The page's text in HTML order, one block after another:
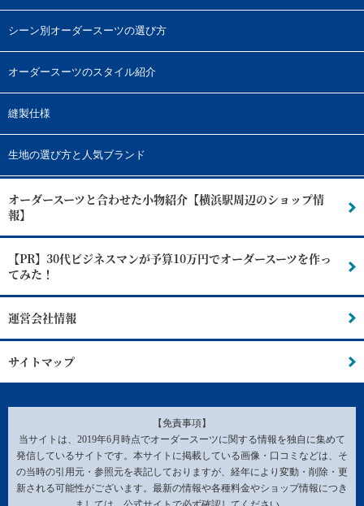
シーン別オーダースーツの選び方
オーダースーツのスタイル紹介
縫製仕様
生地の選び方と人気ブランド
オーダースーツと合わせた小物紹介【横浜駅周辺のショップ情
報】
【PR】30代ビジネスマンが予算10万円でオーダースーツを作っ
てみた！
運営会社情報
サイトマップ
【免責事項】
当サイトは、2019年6月時点でオーダースーツに関する情報を独自に集めて
発信しているサイトです。本サイトに掲載している画像・口コミなどは、そ
の当時の引用元・参照元を表記しておりますが、経年により変動・削除・更
新される可能性がございます。最新の情報や各種料金やショップ情報につき